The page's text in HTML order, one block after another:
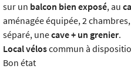
sur un balcon bien exposé, au
aménagée équipée, 2
séparé, unecave + un grenier.
Local véloscommun à
Bon état